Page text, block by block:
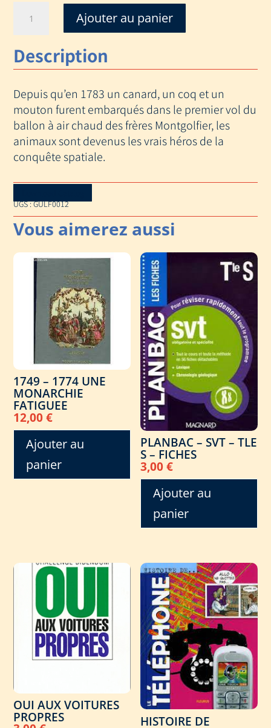
HEROS
DE
L'ESPACE
Ajouter au panier
Description
Depuis qu’en 1783 un canard, un coq et un
mouton furent embarqués dans le premier vol du
ballon à air chaud des frères Montgolfier, les
animaux sont devenus les vrais héros de la
conquête spatiale.
UGS :GULF0012
1749 – 1774 UNE
MONARCHIE
FATIGUEE
12,00€
Ajouter au
panier
PLANBAC – SVT – TLE
S – FICHES
3,00€
Ajouter au
panier
OUI AUX VOITURES
PROPRES HISTOIRE DE